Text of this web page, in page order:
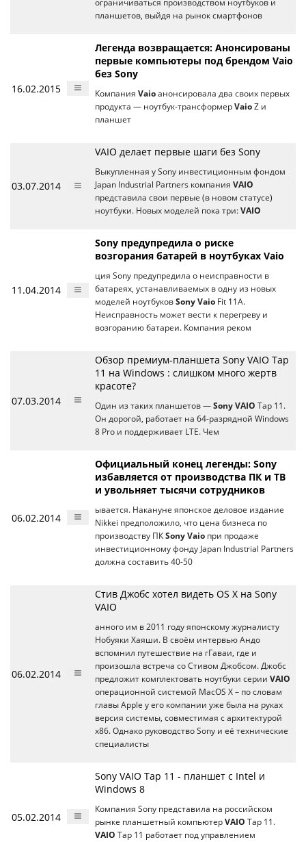
ограничиваться производством ноутбуков и
планшетов, выйдя на рынок смартфонов
16.02.2015
Легенда возвращается: Анонсированы
первые компьютеры под брендом Vaio
без Sony
Компания Vaio анонсировала два своих первых
продукта — ноутбук-трансформер Vaio Z и
планшет
03.07.2014
VAIO делает первые шаги без Sony
Выкупленная у Sony инвестиционным фондом
Japan Industrial Partners компания VAIO
представила свои первые (в новом статусе)
ноутбуки. Новых моделей пока три: VAIO
11.04.2014
Sony предупредила о риске
возгорания батарей в ноутбуках Vaio
ция Sony предупредила о неисправности в
батареях, устанавливаемых в одну из новых
моделей ноутбуков Sony Vaio Fit 11A.
Неисправность может вести к перегреву и
возгоранию батареи. Компания реком
07.03.2014
Обзор премиум-планшета Sony VAIO Tap
11 на Windows : слишком много жертв
красоте?
Один из таких планшетов — Sony VAIO Tap 11.
Он дорогой, работает на 64-разрядной Windows
8 Pro и поддерживает LTE. Чем
06.02.2014
Официальный конец легенды: Sony
избавляется от производства ПК и ТВ
и увольняет тысячи сотрудников
ывается. Накануне японское деловое издание
Nikkei предположило, что цена бизнеса по
производству ПК Sony Vaio при продаже
инвестиционному фонду Japan Industrial Partners
должна составить 40-50
06.02.2014
Стив Джобс хотел видеть OS X на Sony
VAIO
анного им в 2011 году японскому журналисту
Нобуяки Хаяши. В своём интервью Андо
вспомнил путешествие на гГаваи, где и
произошла встреча со Стивом Джобсом. Джобс
предложит комплектовать ноутбуки серии VAIO
операционной системой MacOS X – по словам
главы Apple у его компании уже была на руках
версия системы, совместимая с архитектурой
x86. Однако руководство Sony и её технические
специалисты
05.02.2014
Sony VAIO Tap 11 - планшет с Intel и
Windows 8
Компания Sony представила на российском
рынке планшетный компьютер VAIO Tap 11.
VAIO Tap 11 работает под управлением